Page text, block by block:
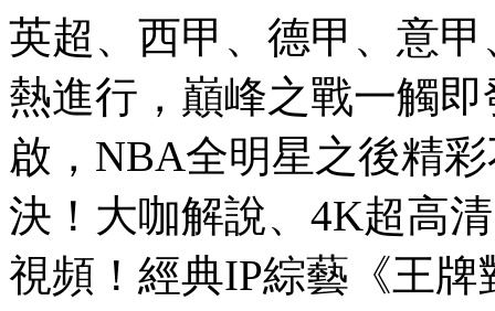
英超、西甲、德甲、意
熱進行，巔峰之戰一觸
啟，NBA全明星之後精
決！大咖解說、4K超高
視頻！經典IP綜藝《王